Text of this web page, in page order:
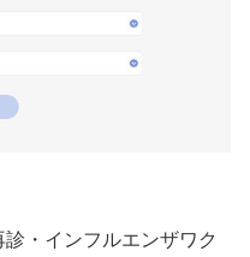
・インフルエンザワク